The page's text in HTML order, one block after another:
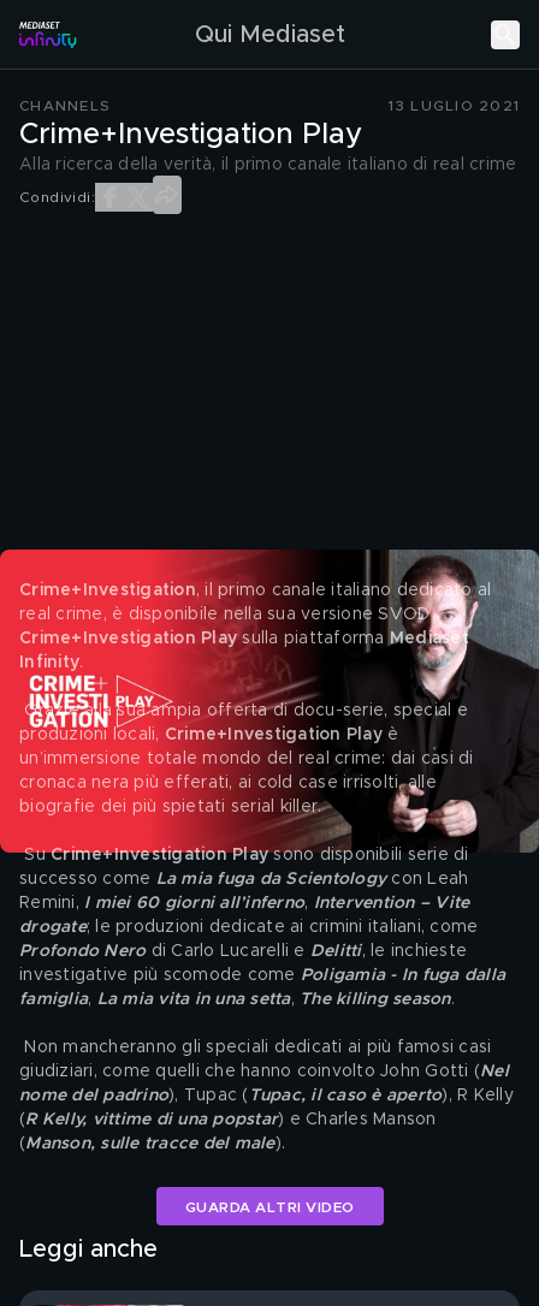
Qui Mediaset
CHANNELS 13 LUGLIO 2021
Crime+Investigation Play
Alla ricerca della verità, il primo canale italiano di real crime
Condividi:
Crime+Investigation, il primo canale italiano dedicato al
real crime, è disponibile nella sua versione SVOD
Crime+Investigation Play sulla piattaforma Mediaset
Infinity.
produzioni locali, Crime+Investigation Play è
un’immersione totale mondo del real crime: dai casi di
cronaca nera più efferati, ai cold case irrisolti, alle
biografie dei più spietati serial killer.
Su Crime+Investigation Play sono disponibili serie di
successo come La mia fuga da Scientology con Leah
Remini, I miei 60 giorni all’inferno, Intervention – Vite
drogate; le produzioni dedicate ai crimini italiani, come
Profondo Nero di Carlo Lucarelli e Delitti, le inchieste
investigative più scomode come Poligamia - In fuga dalla
famiglia, La mia vita in una setta, The killing season.
giudiziari, come quelli che hanno coinvolto John Gotti (Nel
nome del padrino), Tupac ( Tupac, il caso è aperto), R Kelly
(R Kelly, vittime di una popstar) e Charles Manson
(Manson, sulle tracce del male).
GUARDA ALTRI VIDEO
Leggi anche